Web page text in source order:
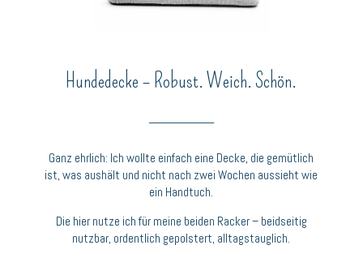
Hundedecke – Robust. Weich. Schön.
Ganz ehrlich: Ich wollte einfach eine Decke, die gemütlich
ist, was aushält und nicht nach zwei Wochen aussieht wie
ein Handtuch.
Die hier nutze ich für meine beiden Racker – beidseitig
nutzbar, ordentlich gepolstert, alltagstauglich.